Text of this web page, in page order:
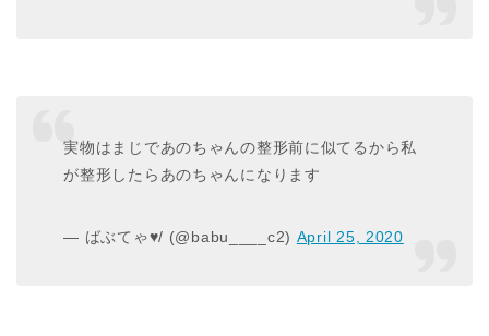
実物はまじであのちゃんの整形前に似てるから私
が整形したらあのちゃんになります
— ばぶてゃ♥︎︎/ (@babu____c2) April 25, 2020